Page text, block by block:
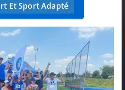
Et Sport Adapté